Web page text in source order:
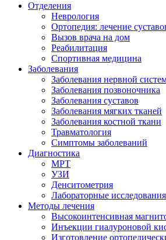
Отделения
Неврология
Ортопедия: лечение
Вызов врача на дом
Реабилитация
Спортивная медицина
Заболевания
Заболевания нервной
Заболевания позвоночника
Заболевания суставов
Заболевания мягких тканей
Заболевания костной ткани
Травматология
Симптомы заболеваний
Диагностика
МРТ
УЗИ
Денситометрия
Лабораторные исследования
Методы лечения
Высокоинтенсивная
Инъекции гиалуроновой
Изготовление